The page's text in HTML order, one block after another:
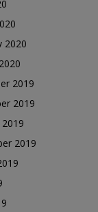
2020
2019
2019
2019